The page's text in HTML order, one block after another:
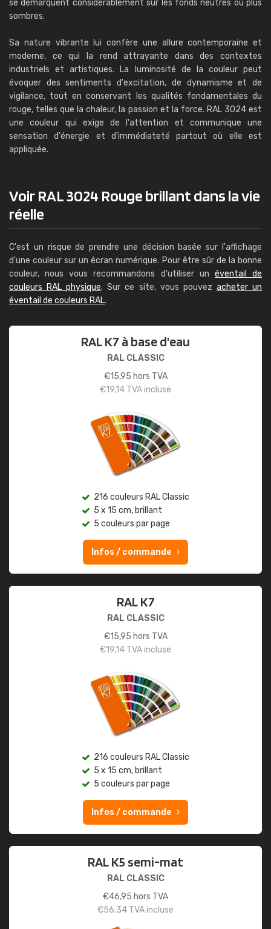
se démarquent considérablement sur les fonds neutres ou plus
sombres.
Sa nature vibrante lui confère une allure contemporaine et
moderne, ce qui la rend attrayante dans des contextes
industriels et artistiques. La luminosité de la couleur peut
évoquer des sentiments d'excitation, de dynamisme et de
vigilance, tout en conservant les qualités fondamentales du
rouge, telles que la chaleur, la passion et la force. RAL 3024 est
une couleur qui exige de l'attention et communique une
sensation d'énergie et d'immédiateté partout où elle est
appliquée.
Voir RAL 3024 Rouge brillant dans la vie
réelle
C'est un risque de prendre une décision basée sur l'affichage
d'une couleur sur un écran numérique. Pour être sûr de la bonne
couleur, nous vous recommandons d'utiliser un éventail de
couleurs RAL physique. Sur ce site, vous pouvez acheter un
éventail de couleurs RAL.
RAL K7 à base d'eau
RAL CLASSIC
€15,95 hors TVA
€19,14 TVA incluse
216 couleurs RAL Classic
5 x 15 cm, brillant
5 couleurs par page
Infos / commande
RAL K7
RAL CLASSIC
€15,95 hors TVA
€19,14 TVA incluse
216 couleurs RAL Classic
5 x 15 cm, brillant
5 couleurs par page
Infos / commande
RAL K5 semi-mat
RAL CLASSIC
€46,95 hors TVA
€56,34 TVA incluse